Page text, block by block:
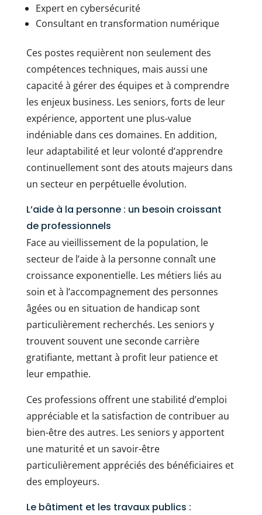
Expert en cybersécurité
Consultant en transformation numérique
Ces postes requièrent non seulement des
compétences techniques, mais aussi une
capacité à gérer des équipes et à comprendre
les enjeux business. Les seniors, forts de leur
expérience, apportent une plus-value
indéniable dans ces domaines. En addition,
leur adaptabilité et leur volonté d’apprendre
continuellement sont des atouts majeurs dans
un secteur en perpétuelle évolution.
L’aide à la personne : un besoin croissant
de professionnels
Face au vieillissement de la population, le
secteur de l’aide à la personne connaît une
croissance exponentielle. Les métiers liés au
soin et à l’accompagnement des personnes
âgées ou en situation de handicap sont
particulièrement recherchés. Les seniors y
trouvent souvent une seconde carrière
gratifiante, mettant à profit leur patience et
leur empathie.
Ces professions offrent une stabilité d’emploi
appréciable et la satisfaction de contribuer au
bien-être des autres. Les seniors y apportent
une maturité et un savoir-être
particulièrement appréciés des bénéficiaires et
des employeurs.
Le bâtiment et les travaux publics :